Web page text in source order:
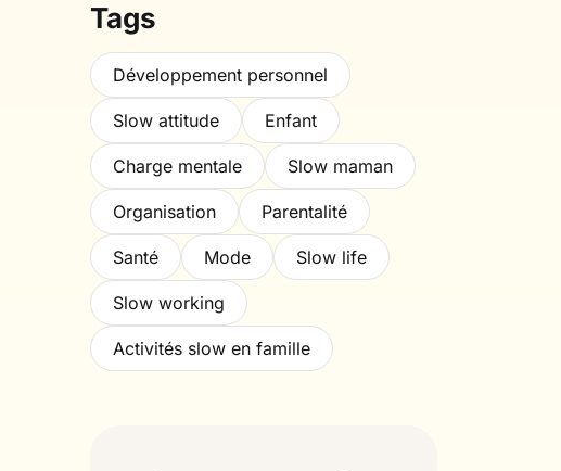
Tags
Développement personnel
Slow attitude Enfant
Charge mentale Slow maman
Organisation Parentalité
Santé Mode Slow life
Slow working
Activités slow en famille